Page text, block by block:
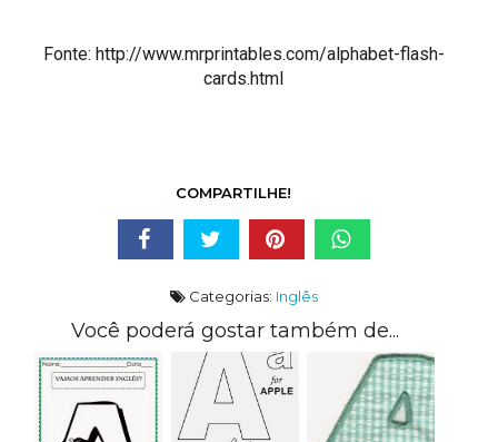
Fonte: http://www.mrprintables.com/alphabet-flash-
cards.html
COMPARTILHE!
Categorias: Inglês
Você poderá gostar também de...